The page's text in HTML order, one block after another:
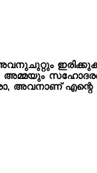
അവനാണ്